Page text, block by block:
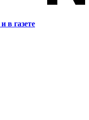
и в газете